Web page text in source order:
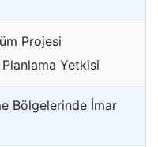
Projesi
Yetkisi
Bölgelerinde İmar